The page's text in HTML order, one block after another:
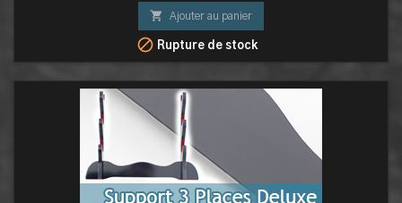
 Ajouter au panier
 Rupture de stock